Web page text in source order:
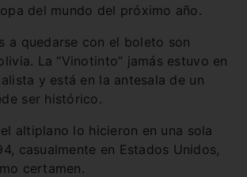
del mundo del próximo año.
a quedarse con el boleto son
La “Vinotinto” jamás estuvo en
y está en la antesala de un
ser histórico.
altiplano lo hicieron en una sola
casualmente en Estados Unidos,
certamen.